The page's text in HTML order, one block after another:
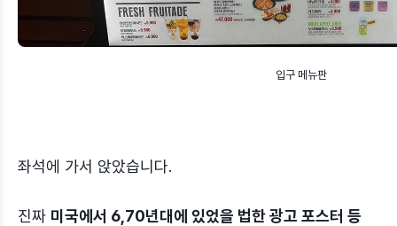
입구 메뉴판
좌석에 가서 앉았습니다.
진짜 미국에서 6,70년대에 있었을 법한 광고 포스터 등